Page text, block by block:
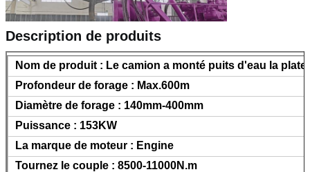
Description de produits
Nom de produit : Le camion a monté puits d'eau la
Profondeur de forage : Max.600m
Diamètre de forage : 140mm-400mm
Puissance : 153KW
La marque de moteur : Engine
Tournez le couple : 8500-11000N.m